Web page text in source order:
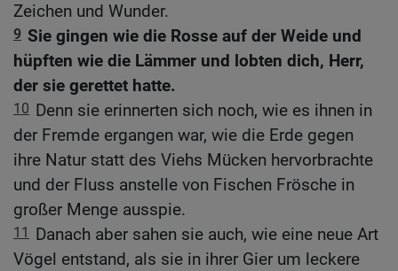
Zeichen und Wunder.
9 Sie gingen wie die Rosse auf der Weide und
hüpften wie die Lämmer und lobten dich, Herr,
der sie gerettet hatte.
10 Denn sie erinnerten sich noch, wie es ihnen in
der Fremde ergangen war, wie die Erde gegen
ihre Natur statt des Viehs Mücken hervorbrachte
und der Fluss anstelle von Fischen Frösche in
großer Menge ausspie.
11
Danach aber sahen sie auch, wie eine neue Art
Vögel entstand, als sie in ihrer Gier um leckere